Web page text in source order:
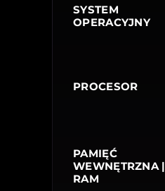
SYSTEM
OPERACYJNY
PROCESOR
PAMIĘĆ
WEWNĘTRZNA |
RAM